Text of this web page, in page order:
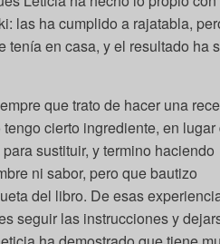
las ha cumplido a rajatabla,
tenía en casa, y el resultado ha
que trato de hacer una
cierto ingrediente, en lugar
sustituir, y termino haciendo
ni sabor, pero que bautizo
del libro. De esas
seguir las instrucciones y